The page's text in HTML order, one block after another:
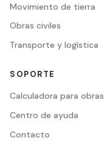
Movimiento de tierra
Obras civiles
Transporte y logística
SOPORTE
Calculadora para obras
Centro de ayuda
Contacto